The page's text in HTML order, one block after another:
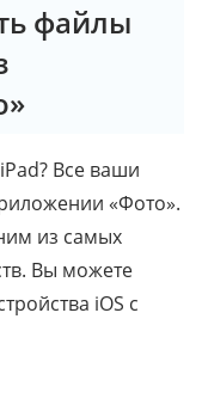
файлы
Все ваши
«Фото».
из самых
Вы можете
iOS с